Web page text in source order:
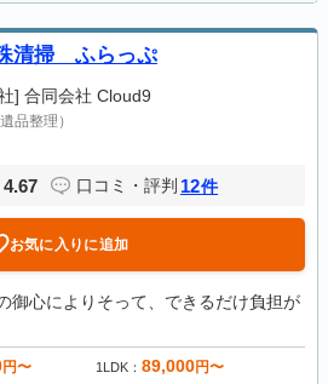
清掃 ふらっぷ
] 合同会社 Cloud9
品整理）
4.67 口コミ・評判 12件
お気に入りに追加
御心によりそって、できるだけ負担が
円〜 1LDK 89,000円〜